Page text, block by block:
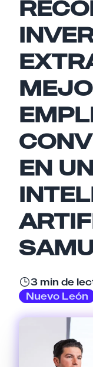
EN
3 min de
Nuevo León
Nombre
Email
Tu